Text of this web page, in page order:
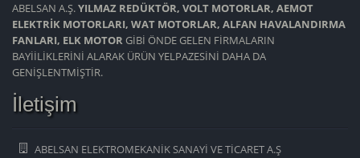
ABELSAN A.Ş.YILMAZ REDÜKTÖR, VOLT MOTORLAR, AEMOT
ELEKTRİK MOTORLARI, WAT MOTORLAR, ALFAN HAVALANDIRMA
FANLARI, ELK MOTORGİBİ ÖNDE GELEN FİRMALARIN
BAYİİLİKLERİNİ ALARAK ÜRÜN YELPAZESİNİ DAHA DA
GENİŞLENTMİŞTİR.
İletişim
ABELSAN ELEKTROMEKANİK SANAYİ VE TİCARET A.Ş